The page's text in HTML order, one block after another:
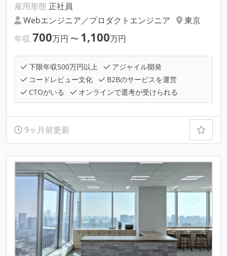
雇用形態 正社員
Webエンジニア／プロダクトエンジニア
東京
年収 700万円 〜 1,100万円
下限年収500万円以上
アジャイル開発
コードレビュー文化
B2Bのサービスを運営
CTOがいる
オンラインで選考が受けられる
9ヶ月前更新